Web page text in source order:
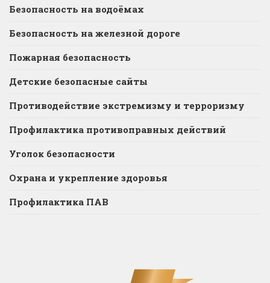
Безопасность на водоёмах
Безопасность на железной дороге
Пожарная безопасность
Детские безопасные сайты
Противодействие экстремизму и терроризму
Профилактика противоправных действий
Уголок безопасности
Охрана и укрепление здоровья
Профилактика ПАВ